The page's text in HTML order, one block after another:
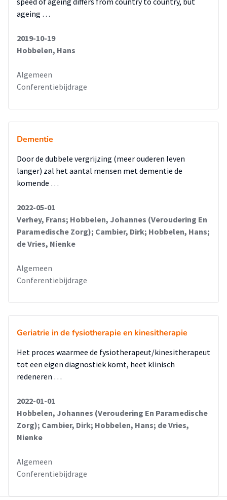
ageing …
2019-10-19
Hobbelen, Hans
Algemeen
Conferentiebijdrage
Dementie
Door de dubbele vergrijzing (meer ouderen leven
langer) zal het aantal mensen met dementie de
komende …
2022-05-01
Verhey, Frans; Hobbelen, Johannes (Veroudering En
Paramedische Zorg); Cambier, Dirk; Hobbelen, Hans;
de Vries, Nienke
Algemeen
Conferentiebijdrage
Geriatrie in de fysiotherapie en kinesitherapie
Het proces waarmee de fysiotherapeut/kinesitherapeut
tot een eigen diagnostiek komt, heet klinisch
redeneren …
2022-01-01
Hobbelen, Johannes (Veroudering En Paramedische
Zorg); Cambier, Dirk; Hobbelen, Hans; de Vries,
Nienke
Algemeen
Conferentiebijdrage